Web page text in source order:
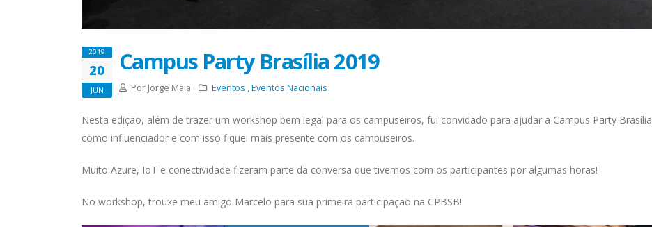
2019
20
JUN
Campus Party Brasília 2019
Por Jorge Maia Eventos ,Eventos Nacionais
Nesta edição, além de trazer um workshop bem legal para os campuseiros, fui convidado para ajudar a Campus Party Brasília
como influenciador e com isso fiquei mais presente com os campuseiros.
Muito Azure, IoT e conectividade fizeram parte da conversa que tivemos com os participantes por algumas horas!
No workshop, trouxe meu amigo Marcelo para sua primeira participação na CPBSB!